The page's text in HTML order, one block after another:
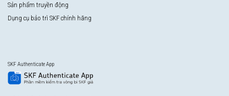
Sản phẩm truyền động
Dụng cụ bảo trì SKF chính hãng
SKF Authenticate App